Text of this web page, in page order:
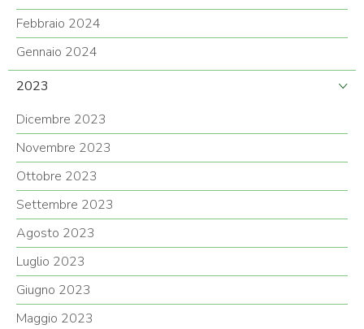
Febbraio 2024
Gennaio 2024
2023
Dicembre 2023
Novembre 2023
Ottobre 2023
Settembre 2023
Agosto 2023
Luglio 2023
Giugno 2023
Maggio 2023